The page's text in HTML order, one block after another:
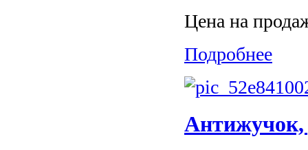
Цена на
Подробнее
Антижучок,